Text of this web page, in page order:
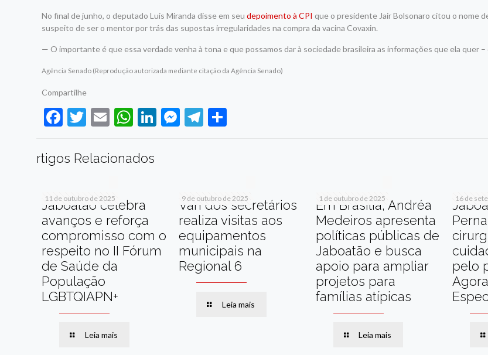
No final de junho, o deputado Luis Miranda disse em seudepoimento à CPI que o presidente Jair Bolsonaro citou o nome
suspeito de ser o mentor por trás das supostas irregularidades na compra da vacina Covaxin.
— O importante é que essa verdade venha à tona e que possamos dar à sociedade brasileira as informações que ela quer –
Agência Senado (Reprodução autorizada mediante citação da Agência Senado)
Compartilhe
Facebook
Twitter
EmailWhatsApp
LinkedIn
Messenger
Telegram
rtigos Relacionados
11 de outubro de 2025
Jaboatão celebra
avanços e reforça
compromisso com o
respeito no II Fórum
de Saúde da
População
LGBTQIAPN+
Leia mais
9 de outubro de 2025
Van dos secretários
realiza visitas aos
equipamentos
municipais na
Regional 6
Leia mais
1 de outubro de 2025
Em Brasília, Andréa
Medeiros apresenta
políticas públicas de
Jaboatão e busca
apoio para ampliar
projetos para
famílias atípicas
Leia mais
16 de
pelo